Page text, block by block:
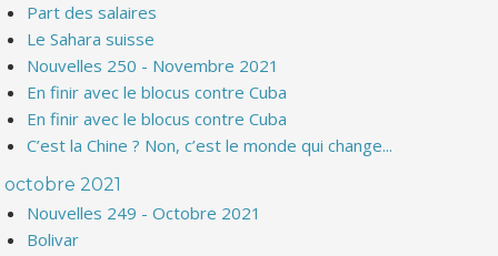
Part des salaires
Le Sahara suisse
Nouvelles 250 - Novembre 2021
En finir avec le blocus contre Cuba
En finir avec le blocus contre Cuba
C’est la Chine ? Non, c’est le monde qui change...
octobre 2021
Nouvelles 249 - Octobre 2021
Bolivar